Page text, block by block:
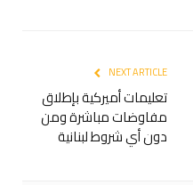
NEXT ARTICLE
تعليمات أميركية بإطلاق
مفاوضات مباشرة ومن
دون أي شروط لبنانية